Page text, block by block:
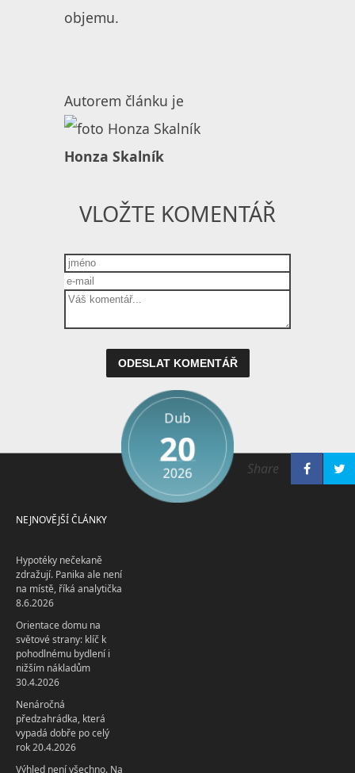
Dub
20
2026 Share
objemu.
Autorem článku je
Honza Skalník
VLOŽTE KOMENTÁŘ
NEJNOVĚJŠÍ ČLÁNKY
Hypotéky nečekaně
zdražují. Panika ale není
na místě, říká analytička
8.6.2026
Orientace domu na
světové strany: klíč k
pohodlnému bydlení i
nižším nákladům
30.4.2026
Nenáročná
předzahrádka, která
vypadá dobře po celý
rok20.4.2026
Výhled není všechno. Na